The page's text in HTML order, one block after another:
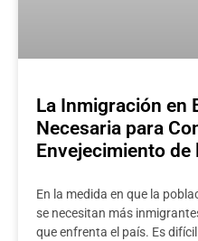
La Inmigración en
Necesaria para
Envejecimiento de
En la medida en que la
se necesitan más
que enfrenta el país. Es